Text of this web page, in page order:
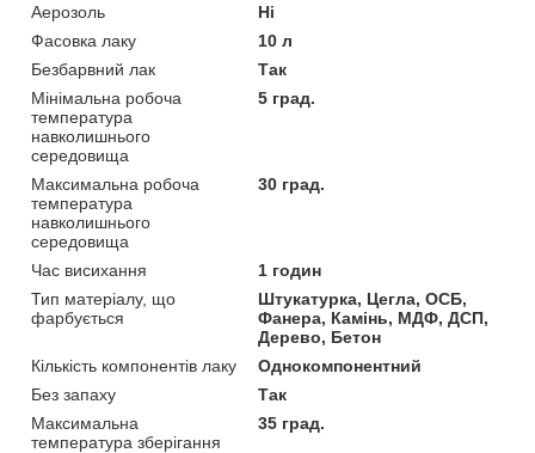
Аерозоль
Ні
Фасовка лаку
10 л
Безбарвний лак
Так
Мінімальна робоча
температура
навколишнього
середовища
5 град.
Максимальна робоча
температура
навколишнього
середовища
30 град.
Час висихання
1 годин
Тип матеріалу, що
фарбується
Штукатурка, Цегла, OСБ,
Фанера, Камінь, МДФ, ДСП,
Дерево, Бетон
Кількість компонентів лаку
Однокомпонентний
Без запаху
Так
Максимальна
температура зберігання
35 град.